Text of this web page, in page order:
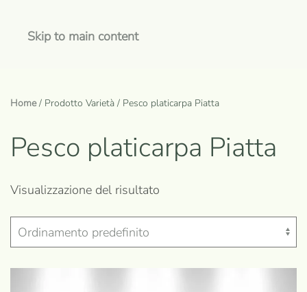
Skip to main content
Home/ Prodotto Varietà / Pesco platicarpa Piatta
Pesco platicarpa Piatta
Visualizzazione del risultato